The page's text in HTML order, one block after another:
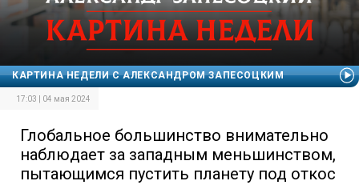
КАРТИНА НЕДЕЛИ С АЛЕКСАНДРОМ ЗАПЕСОЦКИМ
17:03 | 04 мая 2024
Глобальное большинство внимательно
наблюдает за западным меньшинством,
пытающимся пустить планету под откос